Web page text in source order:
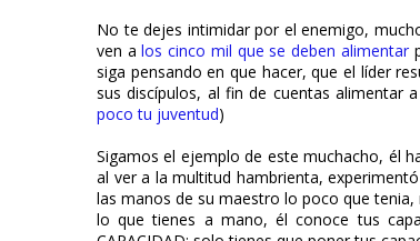
No te dejes intimidar por el enemigo,
ven alos cinco mil que se deben alimentar
siga pensando en que hacer, que el líder
sus discípulos, al fin de cuentas alimentar
poco tu juventud)
Sigamos el ejemplo de este muchacho, él
al ver a la multitud hambrienta,
las manos de su maestro lo poco que
lo que tienes a mano, él conoce tus